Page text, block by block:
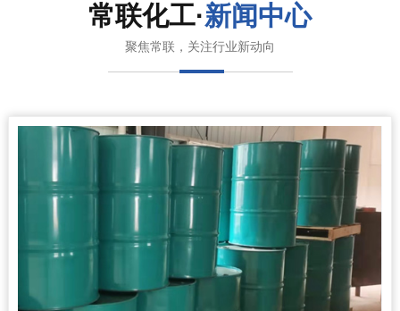
常联化工·新闻中心
聚焦常联，关注行业新动向